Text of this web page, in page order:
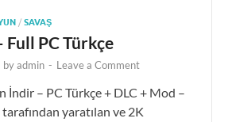
/ SAVAŞ
PC Türkçe
byadmin - Leave a Comment
İndir – PC Türkçe + DLC + Mod –
yaratılan ve 2K